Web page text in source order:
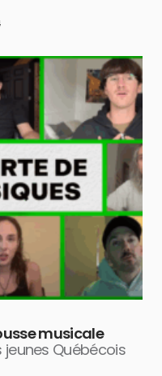
musicale
jeunes Québécois